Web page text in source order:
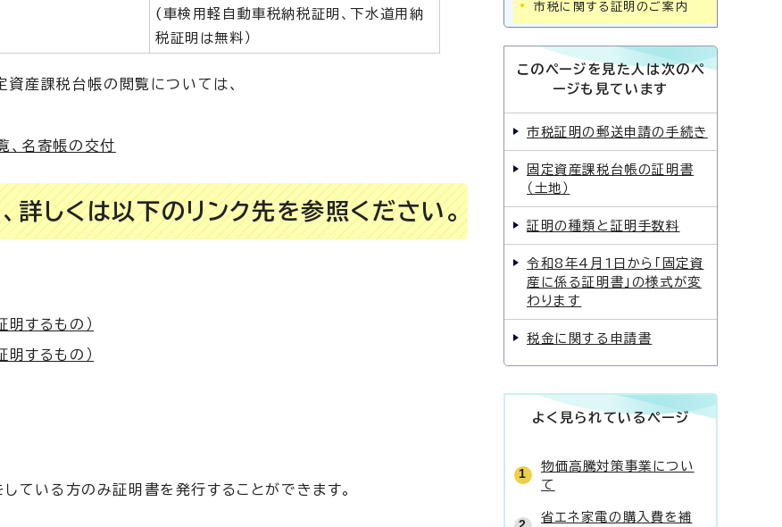
(車検用軽自動車税納税証明、下水道用納
税証明は無料）
産課税台帳の閲覧については、
、名寄帳の交付
しくは以下のリンク先を参照ください。
するもの）
するもの）
している方のみ証明書を発行することができます。
市税に関する証明のご案内
このページを見た人は次のペ
ージも見ています
市税証明の郵送申請の手続き
固定資産課税台帳の証明書
（土地）
証明の種類と証明手数料
令和8年4月1日から「固定資
産に係る証明書」の様式が変
わります
税金に関する申請書
よく見られているページ
物価高騰対策事業につい
て
省エネ家電の購入費を補